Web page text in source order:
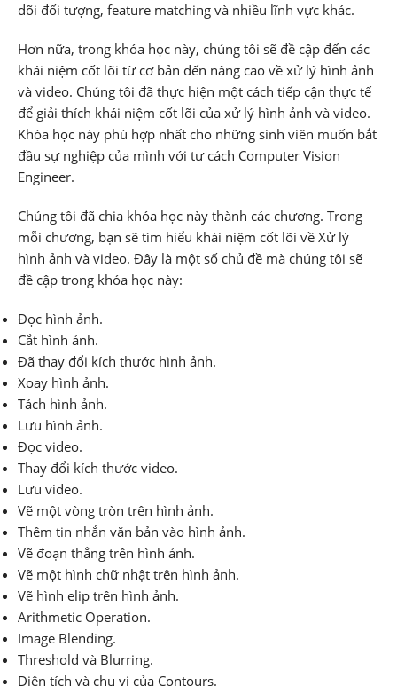
dõi đối tượng, feature matching và nhiều lĩnh vực khác.
Hơn nữa, trong khóa học này, chúng tôi sẽ đề cập đến các
khái niệm cốt lõi từ cơ bản đến nâng cao về xử lý hình ảnh
và video. Chúng tôi đã thực hiện một cách tiếp cận thực tế
để giải thích khái niệm cốt lõi của xử lý hình ảnh và video.
Khóa học này phù hợp nhất cho những sinh viên muốn bắt
đầu sự nghiệp của mình với tư cách Computer Vision
Engineer.
Chúng tôi đã chia khóa học này thành các chương. Trong
mỗi chương, bạn sẽ tìm hiểu khái niệm cốt lõi về Xử lý
hình ảnh và video. Đây là một số chủ đề mà chúng tôi sẽ
đề cập trong khóa học này:
Đọc hình ảnh.
Cắt hình ảnh.
Đã thay đổi kích thước hình ảnh.
Xoay hình ảnh.
Tách hình ảnh.
Lưu hình ảnh.
Đọc video.
Thay đổi kích thước video.
Lưu video.
Vẽ một vòng tròn trên hình ảnh.
Thêm tin nhắn văn bản vào hình ảnh.
Vẽ đoạn thẳng trên hình ảnh.
Vẽ một hình chữ nhật trên hình ảnh.
Vẽ hình elip trên hình ảnh.
Arithmetic Operation.
Image Blending.
Threshold và Blurring.
Diện tích và chu vi của Contours.